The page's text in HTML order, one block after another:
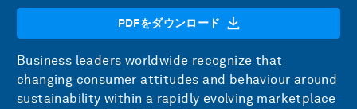
PDFをダウンロード
Business leaders worldwide recognize that
changing consumer attitudes and behaviour around
sustainability within a rapidly evolving marketplace